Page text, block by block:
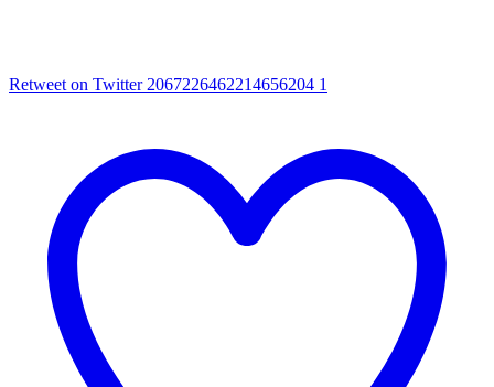
Retweet on Twitter 2067226462214656204 1